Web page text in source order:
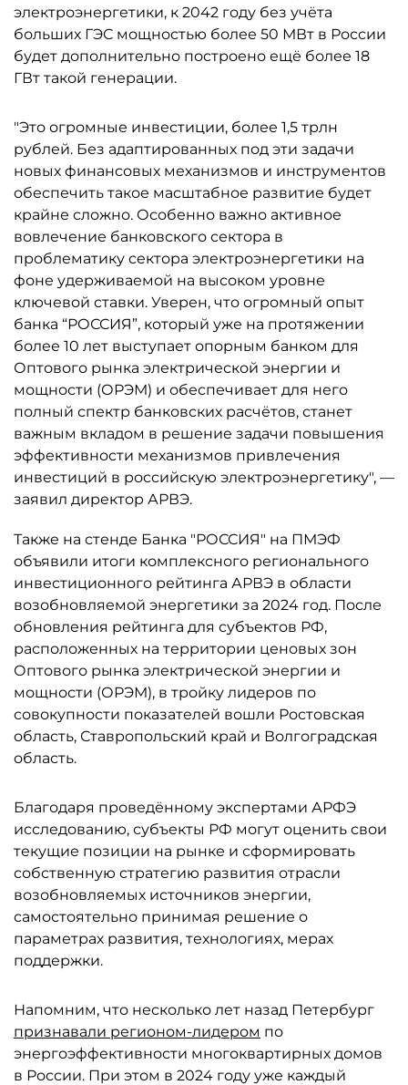
электроэнергетики, к 2042 году без учёта
больших ГЭС мощностью более 50 МВт в России
будет дополнительно построено ещё более 18
ГВт такой генерации.
"Это огромные инвестиции, более 1,5 трлн
рублей. Без адаптированных под эти задачи
новых финансовых механизмов и инструментов
обеспечить такое масштабное развитие будет
крайне сложно. Особенно важно активное
вовлечение банковского сектора в
проблематику сектора электроэнергетики на
фоне удерживаемой на высоком уровне
ключевой ставки. Уверен, что огромный опыт
банка “РОССИЯ”, который уже на протяжении
более 10 лет выступает опорным банком для
Оптового рынка электрической энергии и
мощности (ОРЭМ) и обеспечивает для него
полный спектр банковских расчётов, станет
важным вкладом в решение задачи повышения
эффективности механизмов привлечения
инвестиций в российскую электроэнергетику", —
заявил директор АРВЭ.
Также на стенде Банка "РОССИЯ" на ПМЭФ
объявили итоги комплексного регионального
инвестиционного рейтинга АРВЭ в области
возобновляемой энергетики за 2024 год. После
обновления рейтинга для субъектов РФ,
расположенных на территории ценовых зон
Оптового рынка электрической энергии и
мощности (ОРЭМ), в тройку лидеров по
совокупности показателей вошли Ростовская
область, Ставропольский край и Волгоградская
область.
Благодаря проведённому экспертами АРФЭ
исследованию, субъекты РФ могут оценить свои
текущие позиции на рынке и сформировать
собственную стратегию развития отрасли
возобновляемых источников энергии,
самостоятельно принимая решение о
параметрах развития, технологиях, мерах
поддержки.
Напомним, что несколько лет назад Петербург
признавали регионом-лидером по
энергоэффективности многоквартирных домов
в России. При этом в 2024 году уже каждый